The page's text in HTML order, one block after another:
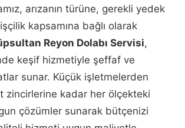
arızanın türüne, gerekli yedek
kapsamına bağlı olarak
Reyon Dolabı Servisi,
keşif hizmetiyle şeffaf ve
sunar. Küçük işletmelerden
zincirlerine kadar her ölçekteki
çözümler sunarak bütçenizi